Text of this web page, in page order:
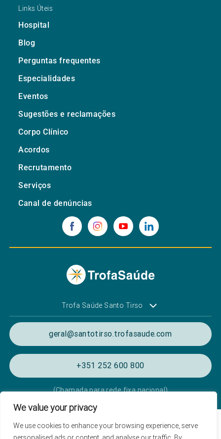
We value your privacy
We use cookies to enhance your browsing experience, serve
Links Úteis
Hospital
Blog
Perguntas frequentes
Especialidades
Eventos
Sugestões e reclamações
Corpo Clínico
Acordos
Recrutamento
Serviços
Canal de denúncias
Trofa Saúde Santo Tirso
geral@santotirso.trofasaude.com
+351 252 600 800
(Chamada para rede fixa nacional)
Política de Privacidade e Cookies